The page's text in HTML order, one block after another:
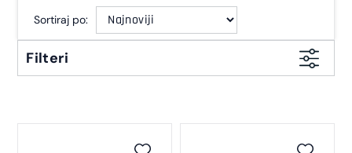
Sortiraj po:
Filteri